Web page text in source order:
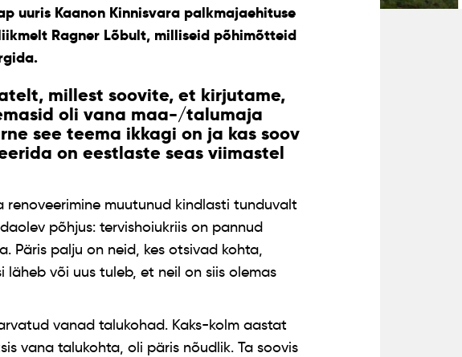
uuris Kaanon Kinnisvara palkmajaehituse
Ragner Lõbult, milliseid põhimõtteid
millest soovite, et kirjutame,
oli vana maa-/talumaja
see teema ikkagi on ja kas soov
on eestlaste seas viimastel
muutunud kindlasti tunduvalt
põhjus: tervishoiukriis on pannud
Päris palju on neid, kes otsivad kohta,
läheb või uus tuleb, et neil on siis olemas
vanad talukohad. Kaks-kolm aastat
vana talukohta, oli päris nõudlik. Ta soovis